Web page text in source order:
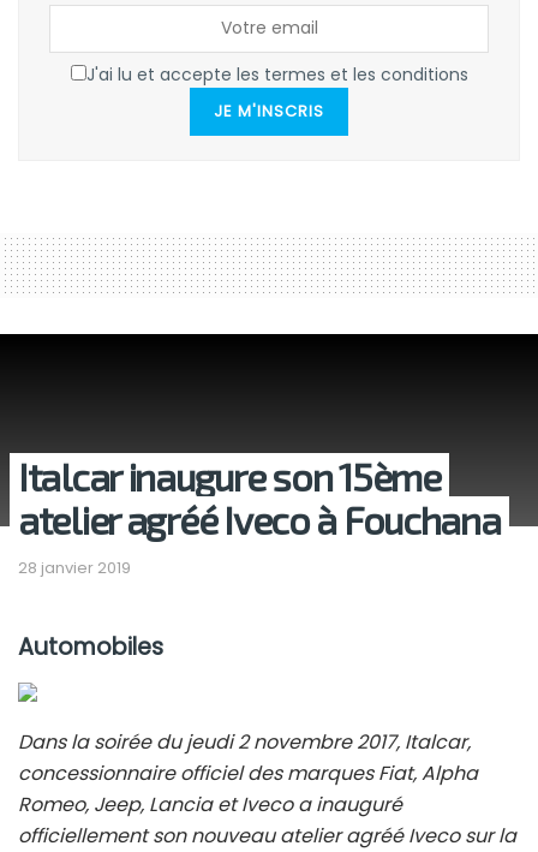
J'ai lu et accepte les termes et les conditions
JE M'INSCRIS
Italcar inaugure son 15ème
atelier agréé Iveco à Fouchana
28 janvier 2019
Automobiles
Dans la soirée du jeudi 2 novembre 2017, Italcar,
concessionnaire officiel des marques Fiat, Alpha
Romeo, Jeep, Lancia et Iveco a inauguré
officiellement son nouveau atelier agréé Iveco sur la